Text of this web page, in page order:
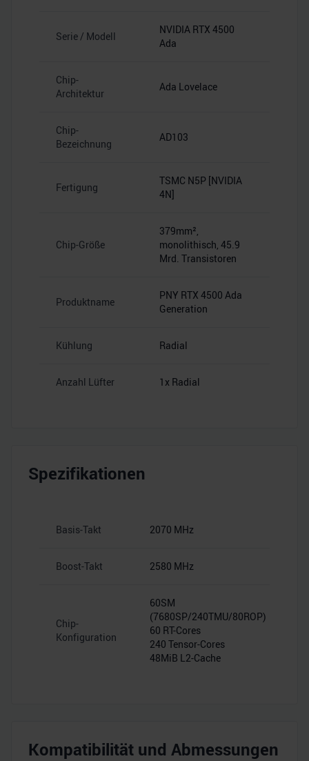
Serie / Modell
NVIDIA RTX 4500
Ada
Chip-
Architektur
Ada Lovelace
Chip-
Bezeichnung
AD103
Fertigung
TSMC N5P [NVIDIA
4N]
Chip-Größe
379mm²,
monolithisch, 45.9
Mrd. Transistoren
Produktname
PNY RTX 4500 Ada
Generation
Kühlung Radial
Anzahl Lüfter 1x Radial
Spezifikationen
Basis-Takt 2070 MHz
Boost-Takt 2580 MHz
Chip-
Konfiguration
60SM
(7680SP/240TMU/80ROP)
60 RT-Cores
240 Tensor-Cores
48MiB L2-Cache
Kompatibilität und Abmessungen